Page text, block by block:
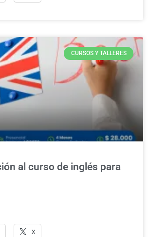
CURSOS Y TALLERES
al curso de inglés para
X